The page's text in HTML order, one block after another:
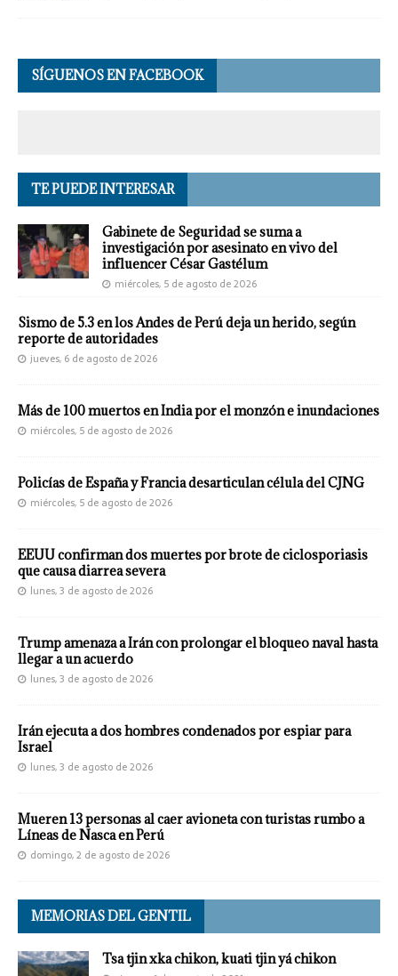
SÍGUENOS EN FACEBOOK
TE PUEDE INTERESAR
Gabinete de Seguridad se suma a
investigación por asesinato en vivo del
influencer César Gastélum
miércoles, 5 de agosto de 2026
Sismo de 5.3 en los Andes de Perú deja un herido, según
reporte de autoridades
jueves, 6 de agosto de 2026
Más de 100 muertos en India por el monzón e inundaciones
miércoles, 5 de agosto de 2026
Policías de España y Francia desarticulan célula del CJNG
miércoles, 5 de agosto de 2026
EEUU confirman dos muertes por brote de ciclosporiasis
que causa diarrea severa
lunes, 3 de agosto de 2026
Trump amenaza a Irán con prolongar el bloqueo naval hasta
llegar a un acuerdo
lunes, 3 de agosto de 2026
Irán ejecuta a dos hombres condenados por espiar para
Israel
lunes, 3 de agosto de 2026
Mueren 13 personas al caer avioneta con turistas rumbo a
Líneas de Nasca en Perú
domingo, 2 de agosto de 2026
MEMORIAS DEL GENTIL
Tsa tjin xka chikon, kuati tjin yá chikon